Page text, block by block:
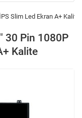
Slim Led Ekran A+ Kalite
30 Pin 1080P
Kalite